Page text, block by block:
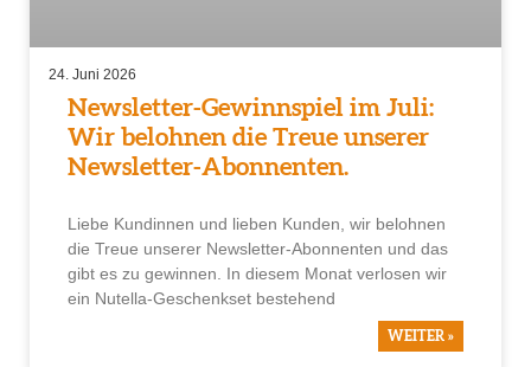
Newsletter-Gewinnspiel im Juli:
Wir belohnen die Treue unserer
Newsletter-Abonnenten.
Liebe Kundinnen und lieben Kunden, wir belohnen
die Treue unserer Newsletter-Abonnenten und das
gibt es zu gewinnen. In diesem Monat verlosen wir
ein Nutella-Geschenkset bestehend
WEITER »
24. Juni 2026